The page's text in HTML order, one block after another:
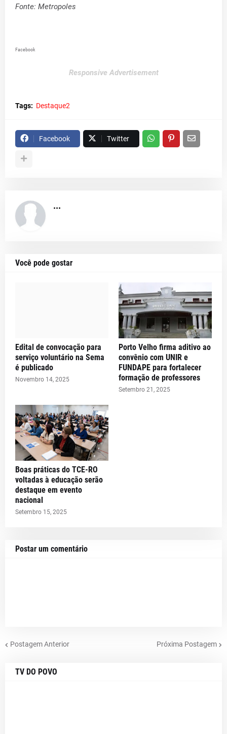
Fonte: Metropoles
Facebook
Responsive Advertisement
Tags: Destaque2
Facebook Twitter
...
Você pode gostar
Edital de convocação para
serviço voluntário na Sema
é publicado
Novembro 14, 2025
Porto Velho firma aditivo ao
convênio com UNIR e
FUNDAPE para fortalecer
formação de professores
Setembro 21, 2025
Boas práticas do TCE-RO
voltadas à educação serão
destaque em evento
nacional
Setembro 15, 2025
Postar um comentário
Postagem Anterior Próxima Postagem
TV DO POVO